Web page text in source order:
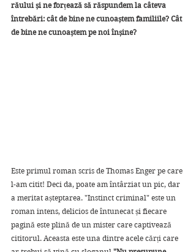
răului și ne forțează să răspundem la câteva
întrebări: cât de bine ne cunoaștem familiile? Cât
de bine ne cunoaștem pe noi înșine?
Este primul roman scris de Thomas Enger pe care
l-am citit! Deci da, poate am întârziat un pic, dar
a meritat așteptarea. "Instinct criminal" este un
roman intens, delicios de întunecat și fiecare
pagină este plină de un mister care captivează
cititorul. Aceasta este una dintre acele cărți care